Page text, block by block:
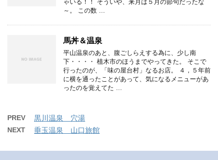
ゃいる！！ そういや、来月は５月の節句だったな
～。 この数 …
馬丼＆温泉
平山温泉のあと、腹ごしらえする為に、少し南
下・・・・ 植木市のほうまでやってきた。 そこで
行ったのが、「味の屋台村」なるお店。 ４，５年前
に横を通ったことがあって、気になるメニューがあ
ったのを覚えてた …
PREV 黒川温泉 穴湯
NEXT 垂玉温泉 山口旅館